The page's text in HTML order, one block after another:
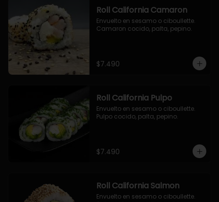
Roll California Camaron
Envuelto en sesamo o ciboullette.
Camaron cocido, palta, pepino.
$7.490
Roll California Pulpo
Envuelto en sesamo o ciboullette.
Pulpo cocido, palta, pepino.
$7.490
Roll California Salmon
Envuelto en sesamo o ciboullette.